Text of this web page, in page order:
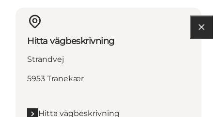
Hitta vägbeskrivning
Strandvej
5953 Tranekær
Hitta vägbeskrivning